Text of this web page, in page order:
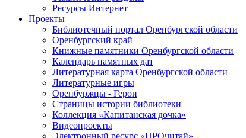
Ресурсы Интернет
Проекты
Библиотечный портал Оренбургской области
Оренбургский край
Книжные памятники Оренбургской области
Календарь памятных дат
Литературная карта Оренбургской области
Литературные игры
Оренбуржцы - Герои
Страницы истории библиотеки
Коллекция «Капитанская дочка»
Видеопроекты
Электронный ресурс «ПРОчитай»